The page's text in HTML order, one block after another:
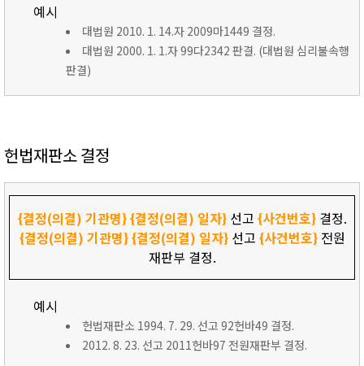
예시
대법원 2010. 1. 14.자 2009마1449 결정.
대법원 2000. 1. 1.자 99다2342 판결. (대법원 심리불속행
판결)
헌법재판소 결정
{결정(의결) 기관명}{결정(의결) 일자}선고 {사건번호}결정.
{결정(의결) 기관명}{결정(의결) 일자}선고 {사건번호}전원
재판부 결정.
예시
헌법재판소 1994. 7. 29. 선고 92헌바49 결정.
2012. 8. 23. 선고 2011헌바97 전원재판부 결정.